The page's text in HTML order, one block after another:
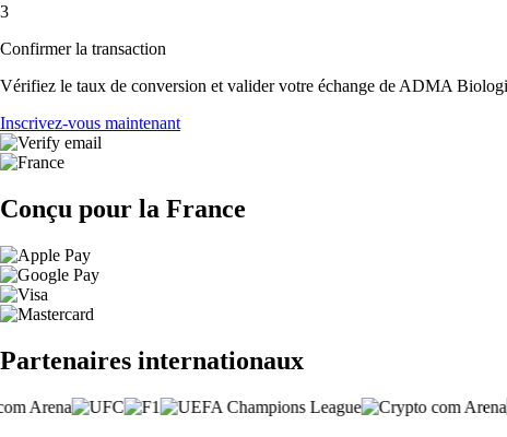
3
Confirmer la transaction
Vérifiez le taux de conversion et valider votre échange de ADMA
Inscrivez-vous maintenant
Conçu pour la France
Partenaires internationaux